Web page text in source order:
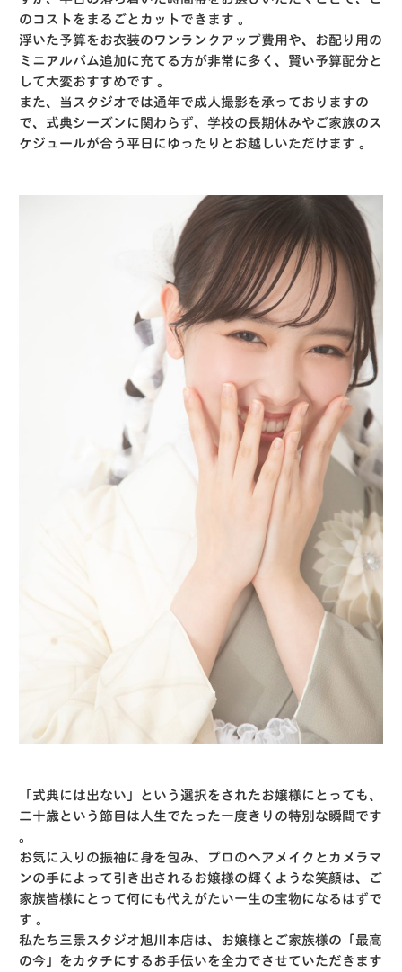
のコストをまるごとカットできます 。
浮いた予算をお衣装のワンランクアップ費用や、お配り用の
ミニアルバム追加に充てる方が非常に多く、賢い予算配分と
して大変おすすめです 。
また、当スタジオでは通年で成人撮影を承っておりますの
で、式典シーズンに関わらず、学校の長期休みやご家族のス
ケジュールが合う平日にゆったりとお越しいただけます 。
「式典には出ない」という選択をされたお嬢様にとっても、
二十歳という節目は人生でたった一度きりの特別な瞬間です
。
お気に入りの振袖に身を包み、プロのヘアメイクとカメラマ
ンの手によって引き出されるお嬢様の輝くような笑顔は、ご
家族皆様にとって何にも代えがたい一生の宝物になるはずで
す 。
私たち三景スタジオ旭川本店は、お嬢様とご家族様の「最高
の今」をカタチにするお手伝いを全力でさせていただきます